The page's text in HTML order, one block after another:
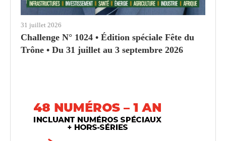
31 juillet 2026
Challenge N° 1024 • Édition spéciale Fête du
Trône • Du 31 juillet au 3 septembre 2026